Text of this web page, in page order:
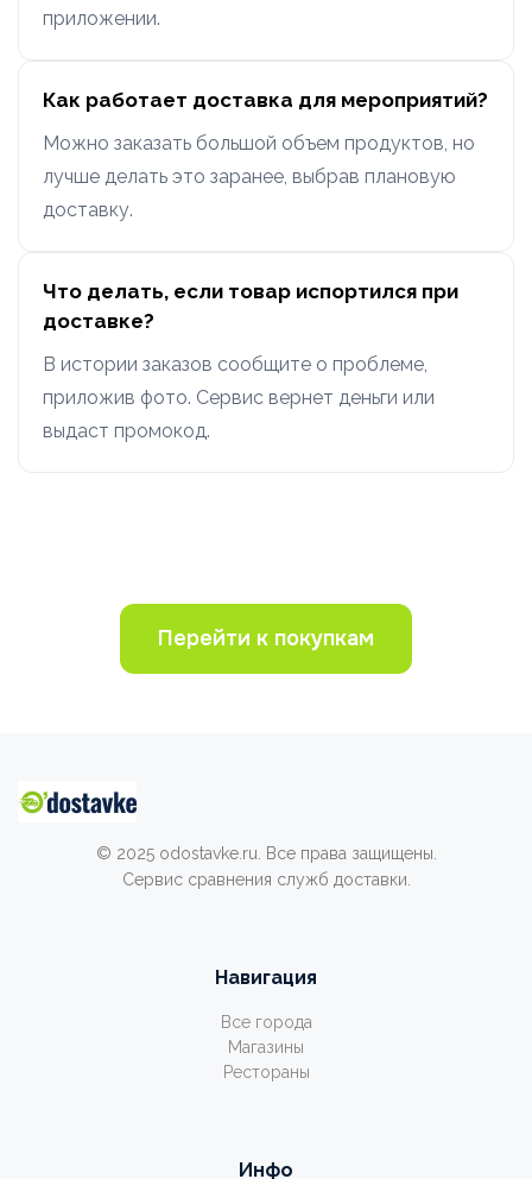
приложении.
Как работает доставка для мероприятий?
Можно заказать большой объем продуктов, но
лучше делать это заранее, выбрав плановую
доставку.
Что делать, если товар испортился при
доставке?
В истории заказов сообщите о проблеме,
приложив фото. Сервис вернет деньги или
выдаст промокод.
Перейти к покупкам
© 2025 odostavke.ru. Все права защищены.
Сервис сравнения служб доставки.
Навигация
Все города
Магазины
Рестораны
Инфо